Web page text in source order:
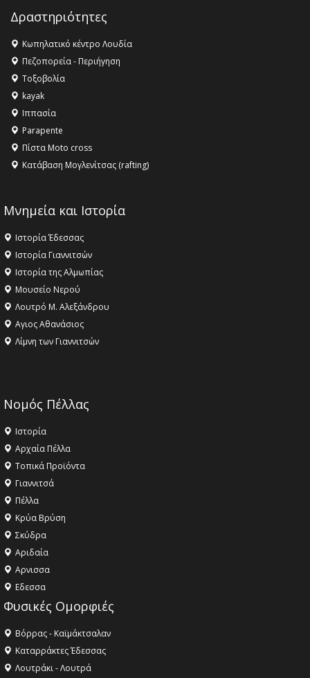
16:27 - Όλυμπος: Εντάχθηκε στον Κατάλογο Παγκόσμιας
Κληρονομιάς της UNESCO – Ομόφωνη η απόφαση Ο
Όλυμπος αναγνωρίστηκε ως φυσικό και πολιτιστικό
αγαθό εξέχουσας οικουμενικής αξίας για την
ανθρωπότητα
16:18 -
ΣΤΗΝ ΕΔΕΣΣΑ
Δραστηριότητες
Κωπηλατικό κέντρο Λουδία
Πεζοπορεία - Περιήγηση
Τοξοβολία
kayak
Ιππασία
Parapente
Πίστα Moto cross
Κατάβαση Μογλενίτσας (rafting)
Μνημεία και Ιστορία
Ιστορία Έδεσσας
Ιστορία Γιαννιτσών
Ιστορία της Αλμωπίας
Μουσείο Νερού
Λουτρό Μ. Αλεξάνδρου
Αγιος Αθανάσιος
Λίμνη των Γιαννιτσών
Νομός Πέλλας
Ιστορία
Αρχαία Πέλλα
Τοπικά Προϊόντα
Γιαννιτσά
Πέλλα
Κρύα Βρύση
Σκύδρα
Αριδαία
Aρνισσα
Eδεσσα
Φυσικές Ομορφιές
Βόρρας - Καϊμάκτσαλαν
Καταρράκτες Έδεσσας
Λουτράκι - Λουτρά